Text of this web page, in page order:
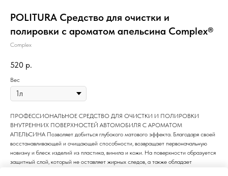
POLITURA Средство для очистки и
полировки с ароматом апельсина Complex®
Complex
520 р.
Вес
ПРОФЕССИОНАЛЬНОЕ СРЕДСТВО ДЛЯ ОЧИСТКИ И ПОЛИРОВКИ
ВНУТРЕННИХ ПОВЕРХНОСТЕЙ АВТОМОБИЛЯ С АРОМАТОМ
АПЕЛЬСИНА Позволяет добиться глубокого матового эффекта. Благодаря своей
восстанавливающей и очищающей способности, возвращает первоначальную
новизну и блеск изделий из пластика, винила и кожи. На поверхности образуется
защитный слой, который не оставляет жирных следов, а также обладает